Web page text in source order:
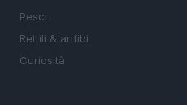
Pesci
Rettili & anfibi
Curiosità